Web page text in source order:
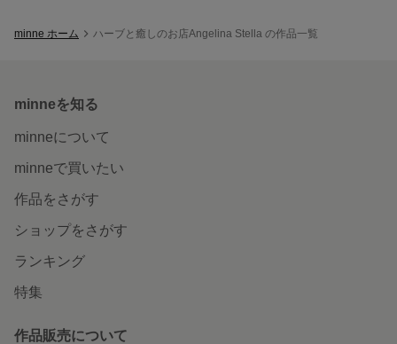
minne ホーム ハーブと癒しのお店Angelina Stella の作品一覧
minneを知る
minneについて
minneで買いたい
作品をさがす
ショップをさがす
ランキング
特集
作品販売について